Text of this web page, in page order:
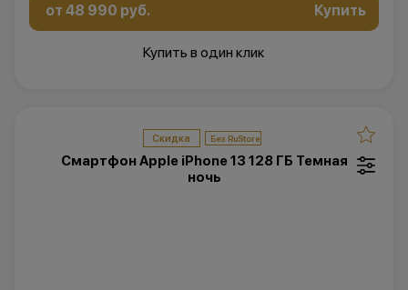
от 48 990 руб. Купить
Купить в один клик
Скидка
Смартфон Apple iPhone 13 128 ГБ Темная
ночь